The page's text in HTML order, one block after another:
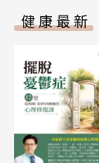
健康最新